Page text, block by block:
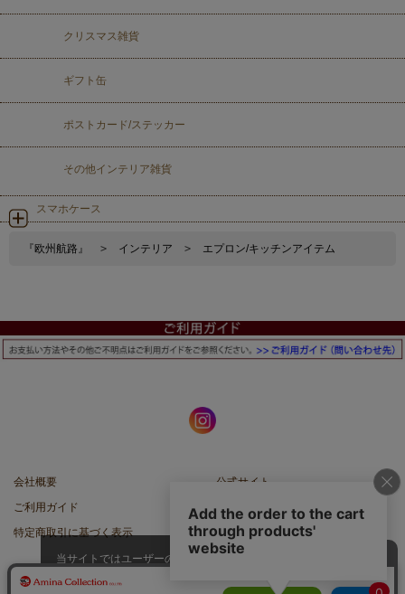
クリスマス雑貨
ギフト缶
ポストカード/ステッカー
その他インテリア雑貨
スマホケース
『欧州航路』 > インテリア > エプロン/キッチンアイテム
会社概要
公式サイト
ご利用ガイド
店舗一覧
特定商取引に基づく表示
プライバシーポリシー
当サイトではユーザーの利便性向